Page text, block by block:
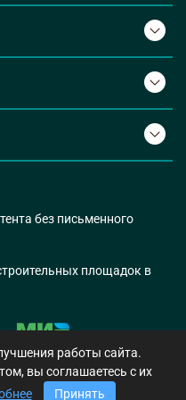
генератором
работы
без письменного
площадок в
работы сайта.
вы соглашаетесь с их
Принять